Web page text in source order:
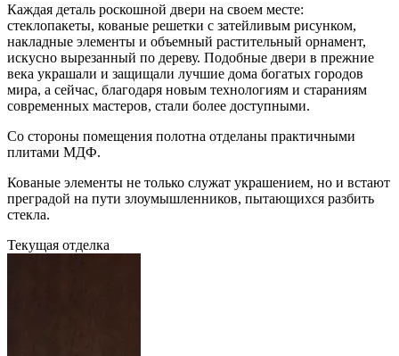
Каждая деталь роскошной двери на своем месте:
стеклопакеты, кованые решетки с затейливым рисунком,
накладные элементы и объемный растительный орнамент,
искусно вырезанный по дереву. Подобные двери в прежние
века украшали и защищали лучшие дома богатых городов
мира, а сейчас, благодаря новым технологиям и стараниям
современных мастеров, стали более доступными.
Со стороны помещения полотна отделаны практичными
плитами МДФ.
Кованые элементы не только служат украшением, но и встают
преградой на пути злоумышленников, пытающихся разбить
стекла.
Текущая отделка